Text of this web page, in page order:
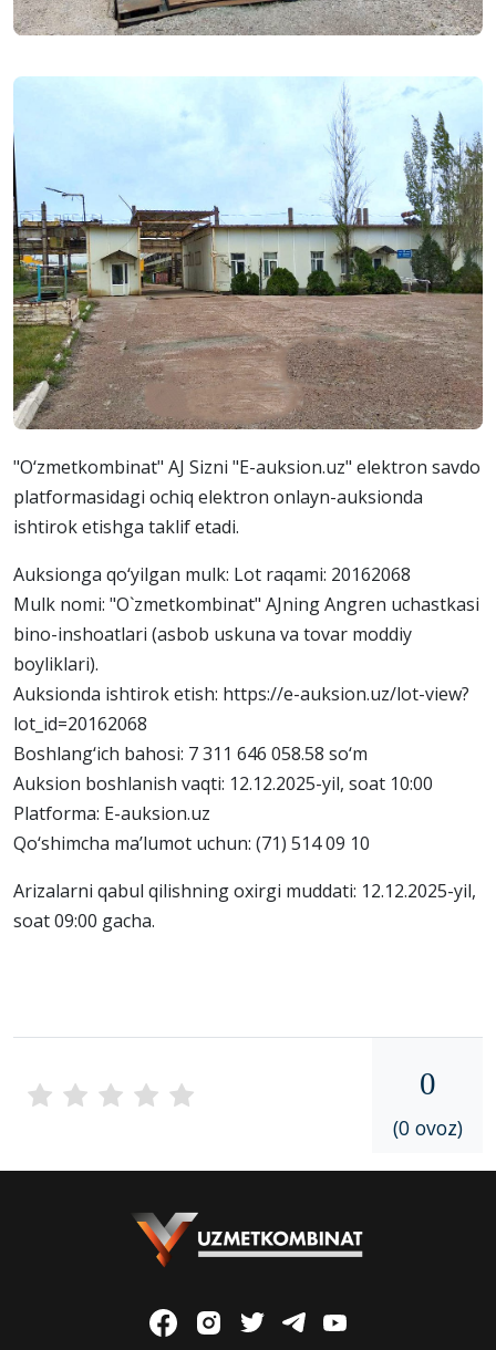
"O‘zmetkombinat" AJ Sizni "E-auksion.uz" elektron savdo
platformasidagi ochiq elektron onlayn-auksionda
ishtirok etishga taklif etadi.
Auksionga qo‘yilgan mulk: Lot raqami: 20162068
Mulk nomi: "O`zmetkombinat" AJning Angren uchastkasi
bino-inshoatlari (asbob uskuna va tovar moddiy
boyliklari).
Auksionda ishtirok etish: https://e-auksion.uz/lot-view?
lot_id=20162068
Boshlang‘ich bahosi: 7 311 646 058.58 so‘m
Auksion boshlanish vaqti: 12.12.2025-yil, soat 10:00
Platforma: E-auksion.uz
Qo‘shimcha ma’lumot uchun: (71) 514 09 10
Arizalarni qabul qilishning oxirgi muddati: 12.12.2025-yil,
soat 09:00 gacha.
0
(0 ovoz)